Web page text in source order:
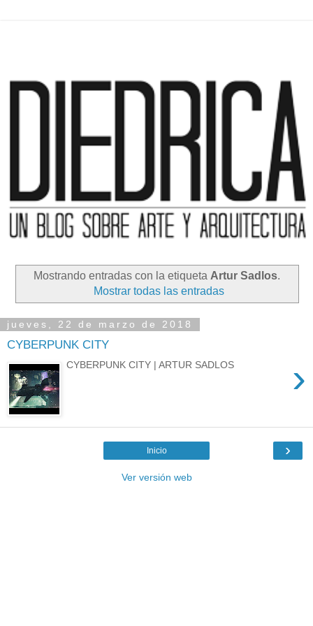
Mostrando entradas con la etiqueta Artur Sadlos.
Mostrar todas las entradas
jueves, 22 de marzo de 2018
CYBERPUNK CITY
›
CYBERPUNK CITY | ARTUR SADLOS
›
Inicio
Ver versión web